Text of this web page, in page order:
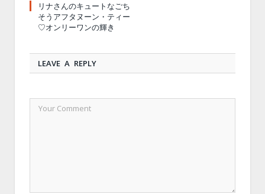
リナさんのキュートなごち
そうアフタヌーン・ティー
♡オンリーワンの輝き
LEAVE A REPLY